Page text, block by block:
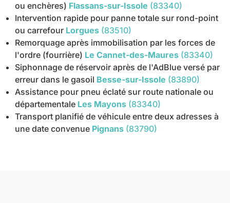
ou enchères) Flassans-sur-Issole (83340)
Intervention rapide pour panne totale sur rond-point
ou carrefour Lorgues (83510)
Remorquage après immobilisation par les forces de
l'ordre (fourrière) Le Cannet-des-Maures (83340)
Siphonnage de réservoir après de l'AdBlue versé par
erreur dans le gasoil Besse-sur-Issole (83890)
Assistance pour pneu éclaté sur route nationale ou
départementale Les Mayons (83340)
Transport planifié de véhicule entre deux adresses à
une date convenue Pignans (83790)